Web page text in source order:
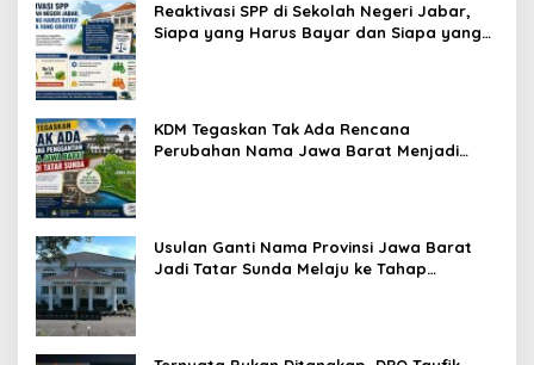
Reaktivasi SPP di Sekolah Negeri Jabar,
Siapa yang Harus Bayar dan Siapa yang
KDM Tegaskan Tak Ada Rencana
Perubahan Nama Jawa Barat Menjadi
Usulan Ganti Nama Provinsi Jawa Barat
Jadi Tatar Sunda Melaju ke Tahap